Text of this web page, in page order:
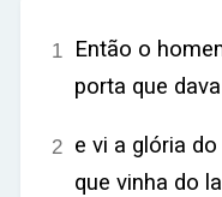
1 Então o
porta que
2 e vi a glória
que vinha do